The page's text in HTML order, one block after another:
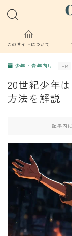
MENU
少年・青年向け
少女・女性向け
TL・BL漫画
異世界物語
漫画
葬送のフリー
このサイトについて
少年・青年向け PR
20世紀少年
方法を解説
記事内